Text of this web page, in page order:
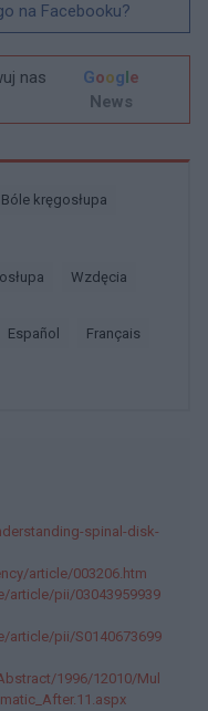
na Facebooku?
nas
Google
News
Bóle kręgosłupa
Wzdęcia
español français
spinal-disk-
article/003206.htm
article/pii/03043959939
article/pii/S0140673699
1996/12010/Mul